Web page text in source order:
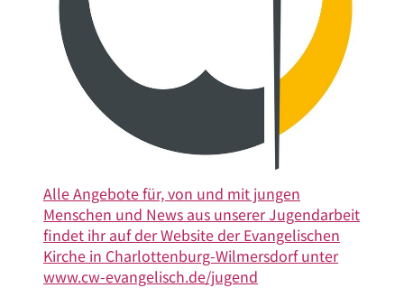
Alle Angebote für, von und mit jungen
Menschen und News aus unserer Jugendarbeit
findet ihr auf der Website der Evangelischen
Kirche in Charlottenburg-Wilmersdorf unter
www.cw-evangelisch.de/jugend